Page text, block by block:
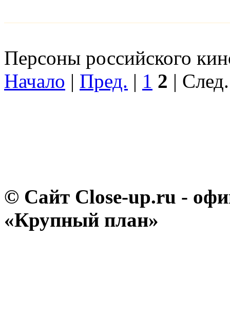
Персоны российского
Начало | Пред. | 1 2 |
© Сайт Close-up.ru -
«Крупный план»